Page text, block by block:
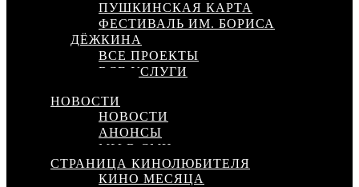
ПУШКИНСКАЯ КАРТА
ФЕСТИВАЛЬ ИМ. БОРИСА
ДЁЖКИНА
ВСЕ ПРОЕКТЫ
ВСЕ УСЛУГИ
НОВОСТИ
НОВОСТИ
АНОНСЫ
МЫ В СМИ
СТРАНИЦА КИНОЛЮБИТЕЛЯ
КИНО МЕСЯЦА